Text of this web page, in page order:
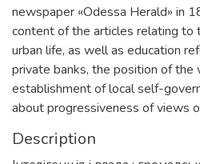
newspaper «Odessa Herald» in
content of the articles relating to
urban life, as well as education
private banks, the position of the
establishment of local self-
about progressiveness of views
Description